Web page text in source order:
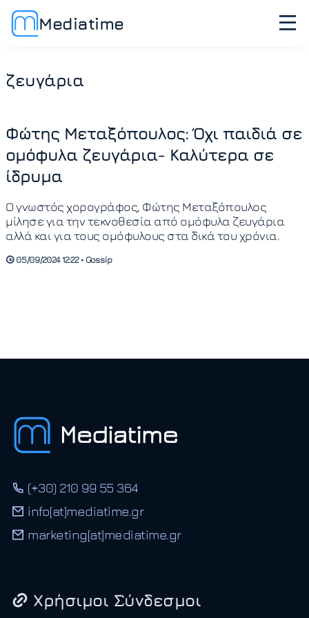
Mediatime
ζευγάρια
Φώτης Μεταξόπουλος: Όχι παιδιά σε
ομόφυλα ζευγάρια- Καλύτερα σε
ίδρυμα
Ο γνωστός χορογράφος, Φώτης Μεταξόπουλος
μίλησε για την τεκνοθεσία από ομόφυλα ζευγάρια
αλλά και για τους ομόφυλους στα δικά του χρόνια.
05/09/2024 12:22 • Gossip
(+30) 210 99 55 364
info[at]mediatime.gr
marketing[at]mediatime.gr
Χρήσιμοι Σύνδεσμοι